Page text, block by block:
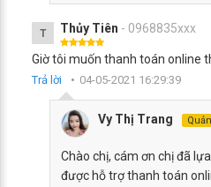
T Thủy Tiên - 0968835xxx
Giờ tôi muốn thanh toán online
Trả lời 04-05-2021 16:29:39
Vy Thị Trang
Chào chị, cám ơn chị đã
được hỗ trợ thanh toán